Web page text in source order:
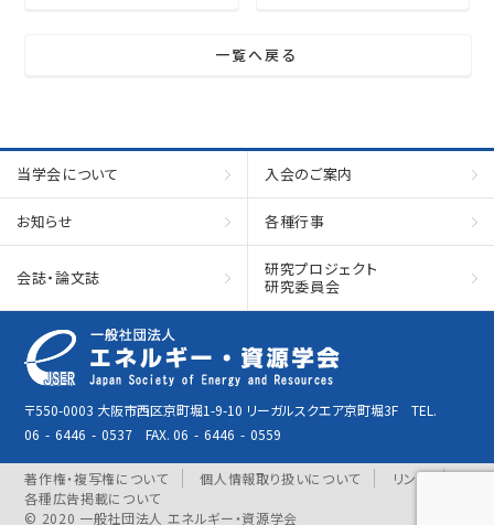
一覧へ戻る
当学会について 入会のご案内
お知らせ 各種行事
会誌・論文誌
研究プロジェクト
研究委員会
〒550-0003 大阪市西区京町堀1-9-10 リーガルスクエア京町堀3F TEL.
06 - 6446 - 0537 FAX. 06 - 6446 - 0559
著作権・複写権について 個人情報取り扱いについて
リンク
各種広告掲載について
© 2020 一般社団法人 エネルギー・資源学会